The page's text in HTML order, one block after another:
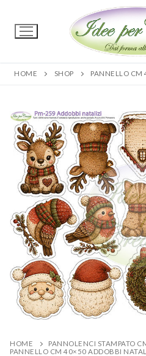
HOME SHOP PANNELLO
HOME PANNOLENCI STAMPATO
PANNELLO CM 40×50 ADDOBBI